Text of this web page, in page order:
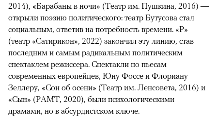
2014), «Барабаны в ночи» (Театр им. Пушкина, 2016) —
открыли поэзию политического: театр Бутусова стал
социальным, ответив на потребность времени. «Р»
(театр «Сатирикон», 2022) закончил эту линию, став
последним и самым радикальным политическим
спектаклем режиссера. Спектакли по пьесам
современных европейцев, Юну Фоссе и Флориану
Зеллеру, «Сон об осени» (Театр им. Ленсовета, 2016) и
«Сын» (РАМТ, 2020), были психологическими
драмами, но в абсурдистском ключе.